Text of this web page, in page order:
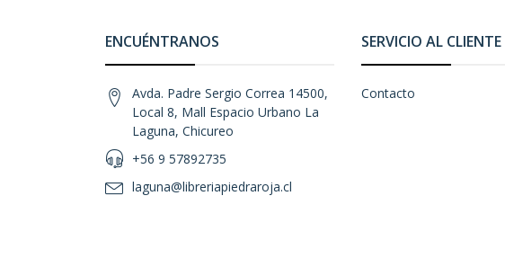
ENCUÉNTRANOS
Avda. Padre Sergio Correa 14500,
Local 8, Mall Espacio Urbano La
Laguna, Chicureo
+56 9 57892735
laguna@libreriapiedraroja.cl
SERVICIO AL CLIENTE
Contacto